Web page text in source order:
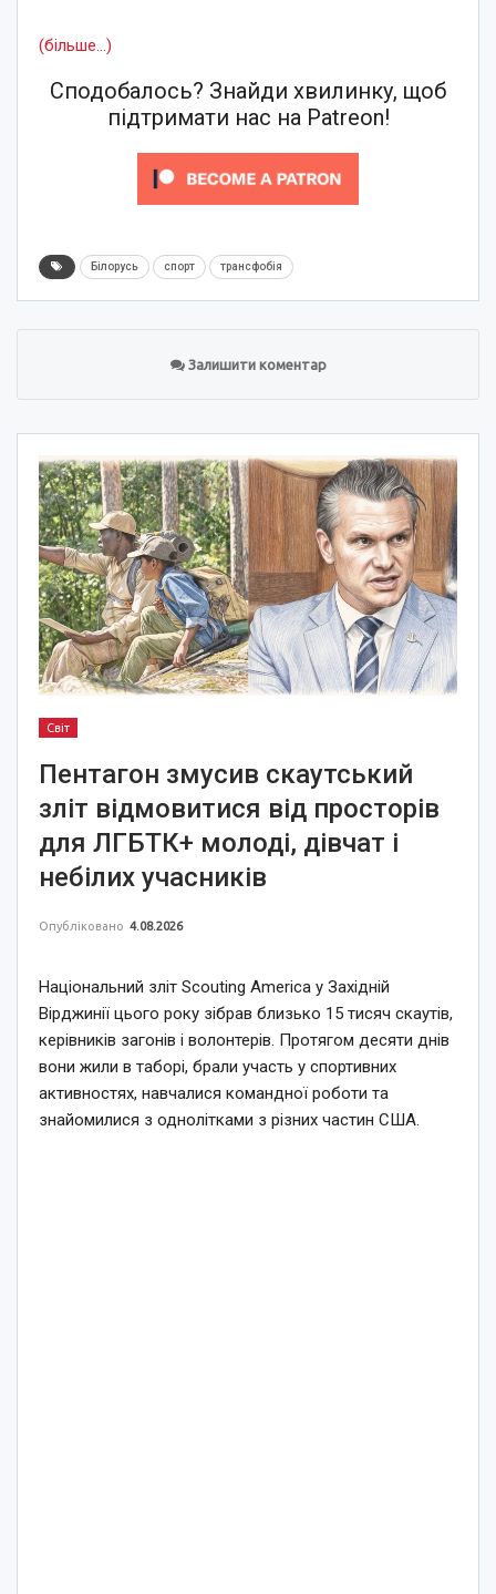
(більше…)
Сподобалось? Знайди хвилинку, щоб
підтримати нас на Patreon!
Білорусь спорт трансфобія
Залишити коментар
Світ
Пентагон змусив скаутський
зліт відмовитися від просторів
для ЛГБТК+ молоді, дівчат і
небілих учасників
Опубліковано 4.08.2026
Національний зліт Scouting America у Західній
Вірджинії цього року зібрав близько 15 тисяч скаутів,
керівників загонів і волонтерів. Протягом десяти днів
вони жили в таборі, брали участь у спортивних
активностях, навчалися командної роботи та
знайомилися з однолітками з різних частин США.